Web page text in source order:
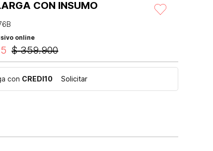
CON INSUMO
online
$ 359.900
con CREDI10 Solicitar